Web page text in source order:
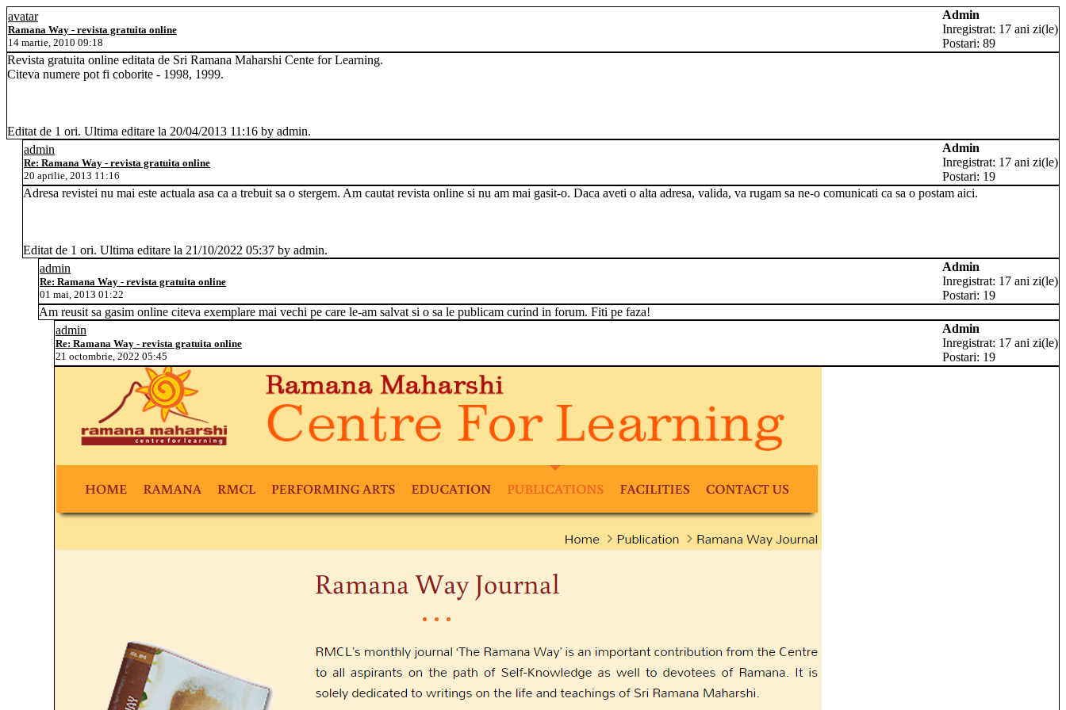
avatar
Ramana Way - revista gratuita online
14 martie, 2010 09:18
Admin
Inregistrat: 17 ani zi(le)
Postari: 89
Revista gratuita online editata de Sri Ramana Maharshi Cente for Learning.
Citeva numere pot fi coborite - 1998, 1999.
Editat de 1 ori. Ultima editare la 20/04/2013 11:16 by admin.
admin
Re: Ramana Way - revista gratuita online
20 aprilie, 2013 11:16
Admin
Inregistrat: 17 ani zi(le)
Postari: 19
Adresa revistei nu mai este actuala asa ca a trebuit sa o stergem. Am cautat revista online si nu am mai gasit-o. Daca aveti o alta adresa, valida, va rugam sa ne-o comunicati ca sa o postam aici.
Editat de 1 ori. Ultima editare la 21/10/2022 05:37 by admin.
admin
Re: Ramana Way - revista gratuita online
01 mai, 2013 01:22
Admin
Inregistrat: 17 ani zi(le)
Postari: 19
Am reusit sa gasim online citeva exemplare mai vechi pe care le-am salvat si o sa le publicam curind in forum. Fiti pe faza!
admin
Re: Ramana Way - revista gratuita online
21 octombrie, 2022 05:45
Admin
Inregistrat: 17 ani zi(le)
Postari: 19